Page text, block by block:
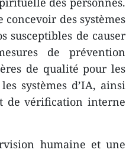
des systèmes
susceptibles de causer
de prévention
de qualité pour les
systèmes d’IA, ainsi
de vérification interne
humaine et une